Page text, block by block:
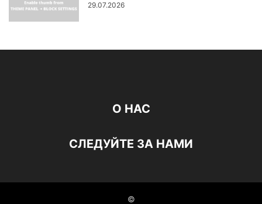
29.07.2026
О НАС
СЛЕДУЙТЕ ЗА НАМИ
©